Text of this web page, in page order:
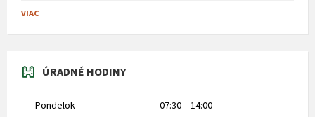
VIAC
ÚRADNÉ HODINY
Pondelok 07:30 – 14:00